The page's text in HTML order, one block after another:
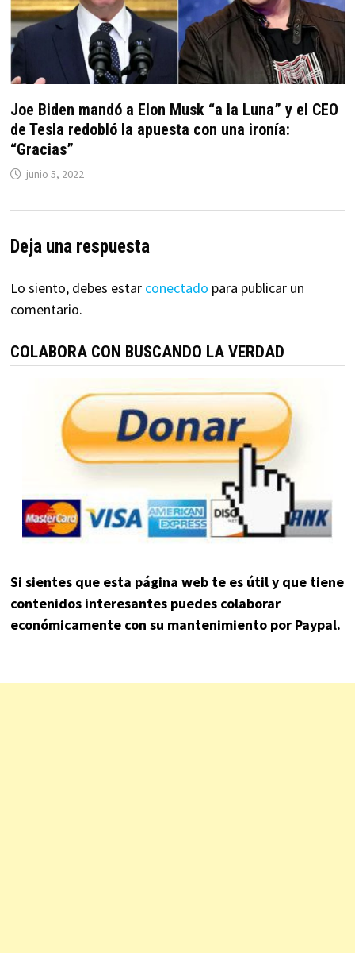
Joe Biden mandó a Elon Musk “a la Luna” y el CEO
de Tesla redobló la apuesta con una ironía:
“Gracias”
junio 5, 2022
Deja una respuesta
Lo siento, debes estar conectado para publicar un
comentario.
COLABORA CON BUSCANDO LA VERDAD
Si sientes que esta página web te es útil y que tiene
contenidos interesantes puedes colaborar
económicamente con su mantenimiento por Paypal.